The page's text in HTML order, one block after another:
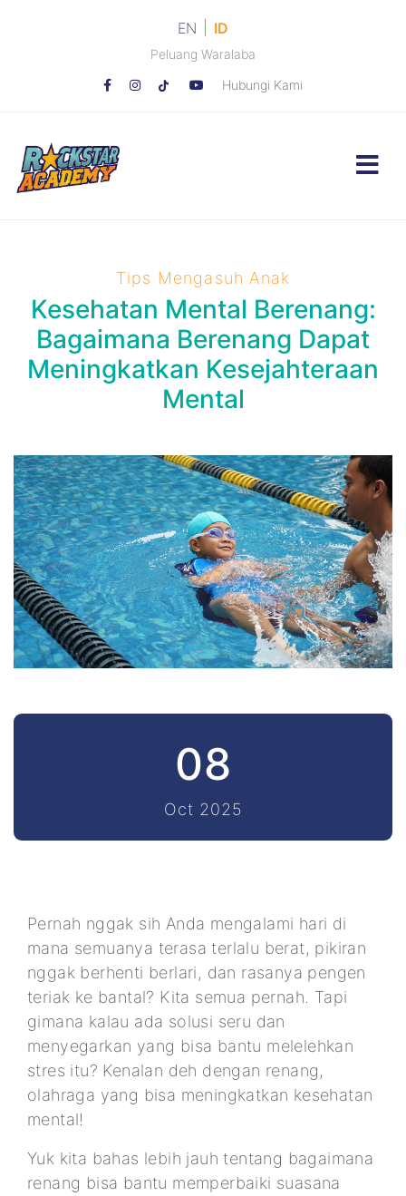
EN ID
Peluang Waralaba
Hubungi Kami
Tips Mengasuh Anak
Kesehatan Mental Berenang:
Bagaimana Berenang Dapat
Meningkatkan Kesejahteraan
Mental
08
Oct 2025
Pernah nggak sih Anda mengalami hari di
mana semuanya terasa terlalu berat, pikiran
nggak berhenti berlari, dan rasanya pengen
teriak ke bantal? Kita semua pernah. Tapi
gimana kalau ada solusi seru dan
menyegarkan yang bisa bantu melelehkan
stres itu? Kenalan deh dengan renang,
olahraga yang bisa meningkatkan kesehatan
mental!
Yuk kita bahas lebih jauh tentang bagaimana
renang bisa bantu memperbaiki suasana